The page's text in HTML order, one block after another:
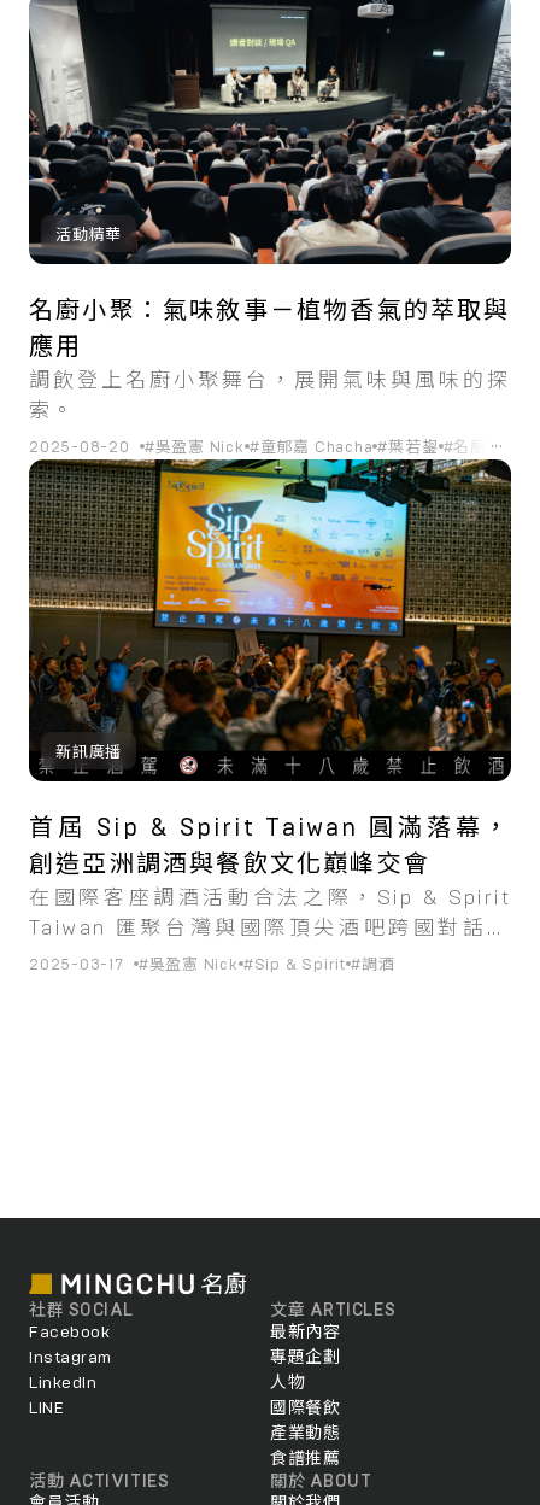
活動精華
名廚小聚：氣味敘事－植物香氣的萃取與
應用
調飲登上名廚小聚舞台，展開氣味與風味的探
索。
2025-08-20 #吳盈憲 Nick #童郁嘉 Chacha #葉若鋆 #名廚小聚
...
新訊廣播
首屆 Sip & Spirit Taiwan 圓滿落幕，
創造亞洲調酒與餐飲文化巔峰交會
在國際客座調酒活動合法之際，Sip & Spirit
Taiwan 匯聚台灣與國際頂尖酒吧跨國對話，
並邀請星級主廚打造亞洲融合料理餐宴，近
2025-03-17 #吳盈憲 Nick #Sip & Spirit #調酒
社群 SOCIAL
Facebook
Instagram
LinkedIn
LINE
文章 ARTICLES
最新內容
專題企劃
人物
國際餐飲
產業動態
食譜推薦
活動 ACTIVITIES
關於 ABOUT